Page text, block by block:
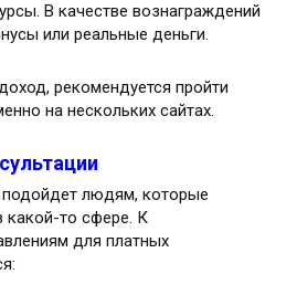
В качестве вознаграждений
или реальные деньги.
рекомендуется пройти
на нескольких сайтах.
людям, которые
какой-то сфере. К
для платных